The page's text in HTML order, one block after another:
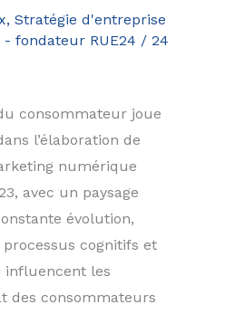
, Stratégie d'entreprise
fondateur RUE24 / 24
consommateur joue
l’élaboration de
numérique
avec un paysage
évolution,
cognitifs et
influencent les
des consommateurs